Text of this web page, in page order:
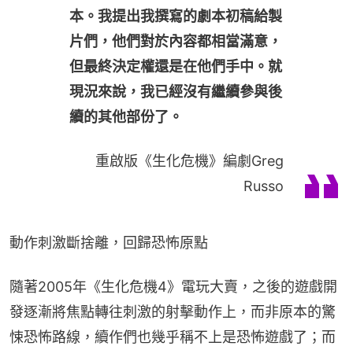
本。我提出我撰寫的劇本初稿給製
片們，他們對於內容都相當滿意，
但最終決定權還是在他們手中。就
現況來說，我已經沒有繼續參與後
續的其他部份了。
重啟版《生化危機》編劇Greg
Russo
動作刺激斷捨離，回歸恐怖原點
隨著2005年《生化危機4》電玩大賣，之後的遊戲開
發逐漸將焦點轉往刺激的射擊動作上，而非原本的驚
悚恐怖路線，續作們也幾乎稱不上是恐怖遊戲了；而